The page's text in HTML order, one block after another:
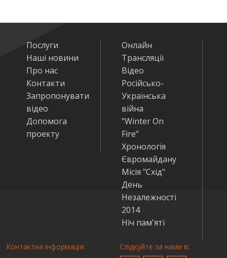
Послуги
Наші новини
Про нас
Контакти
Запропонувати
відео
Допомога
проекту
Онлайн
Трансляції
Відео
Російсько-
Українська
війна
"Winter On
Fire"
Хронологія
Євромайдану
Місія "Схід"
День
Незалежності
2014
Ніч пам'яті
Контактна інформація:
Слідкуйте за нами в: